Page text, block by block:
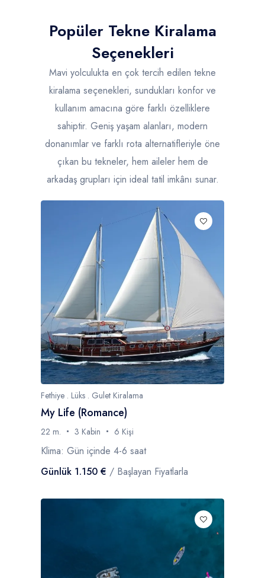
Popüler Tekne Kiralama
Seçenekleri
Mavi yolculukta en çok tercih edilen tekne
kiralama seçenekleri, sundukları konfor ve
kullanım amacına göre farklı özelliklere
sahiptir. Geniş yaşam alanları, modern
donanımlar ve farklı rota alternatifleriyle öne
çıkan bu tekneler, hem aileler hem de
arkadaş grupları için ideal tatil imkânı sunar.
Fethiye . Lüks . Gulet Kiralama
My Life (Romance)
22 m. 3 Kabin 6 Kişi
Klima: Gün içinde 4-6 saat
Günlük 1.150 € / Başlayan Fiyatlarla